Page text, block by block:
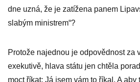
dne uzná, že je zatížena panem
slabým ministrem“?
Protože najednou je odpovědnost za
exekutivě, hlava státu jen chtěla
moct říkat: Já jsem vám to říkal. A aby